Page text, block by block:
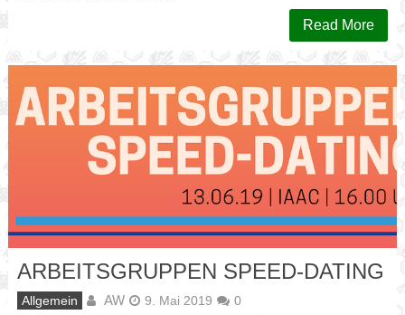
Read More
ARBEITSGRUPPEN SPEED-DATING
Allgemein AW 9. Mai 2019 0